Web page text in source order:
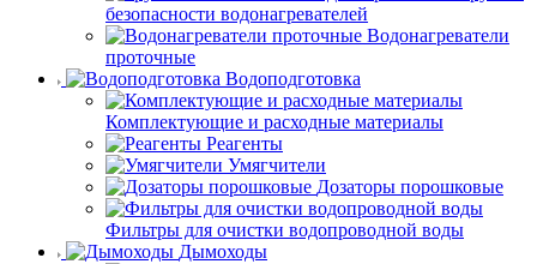
безопасности водонагревателей
Водонагреватели
проточные
Водоподготовка
Комплектующие и расходные материалы
Реагенты
Умягчители
Дозаторы порошковые
Фильтры для очистки водопроводной воды
Дымоходы